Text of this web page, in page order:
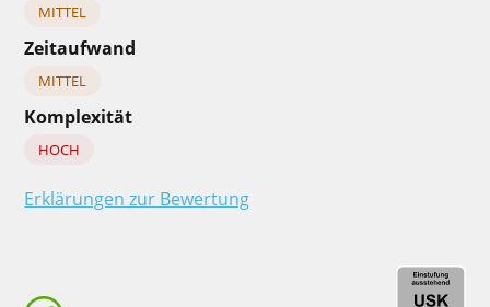
MITTEL
Zeitaufwand
MITTEL
Komplexität
HOCH
Erklärungen zur Bewertung